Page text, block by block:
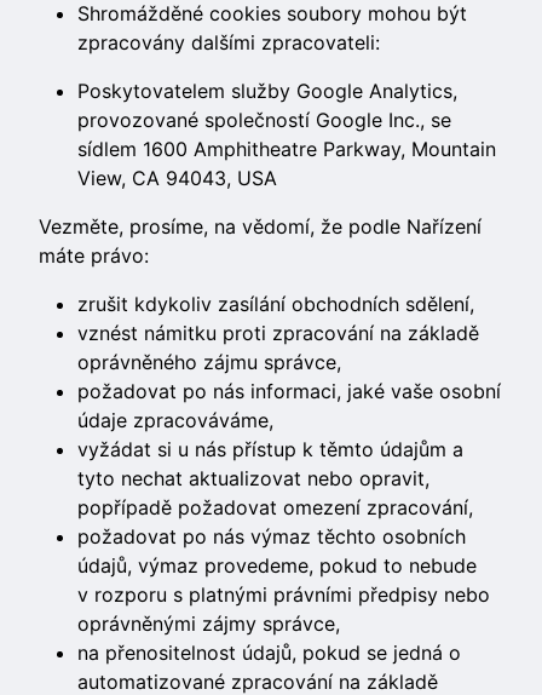
Shromážděné cookies soubory mohou být
zpracovány dalšími zpracovateli:
Poskytovatelem služby Google Analytics,
provozované společností Google Inc., se
sídlem 1600 Amphitheatre Parkway, Mountain
View, CA 94043, USA
Vezměte, prosíme, na vědomí, že podle Nařízení
máte právo:
zrušit kdykoliv zasílání obchodních sdělení,
vznést námitku proti zpracování na základě
oprávněného zájmu správce,
požadovat po nás informaci, jaké vaše osobní
údaje zpracováváme,
vyžádat si u nás přístup k těmto údajům a
tyto nechat aktualizovat nebo opravit,
popřípadě požadovat omezení zpracování,
požadovat po nás výmaz těchto osobních
údajů, výmaz provedeme, pokud to nebude
v rozporu s platnými právními předpisy nebo
oprávněnými zájmy správce,
na přenositelnost údajů, pokud se jedná o
automatizované zpracování na základě